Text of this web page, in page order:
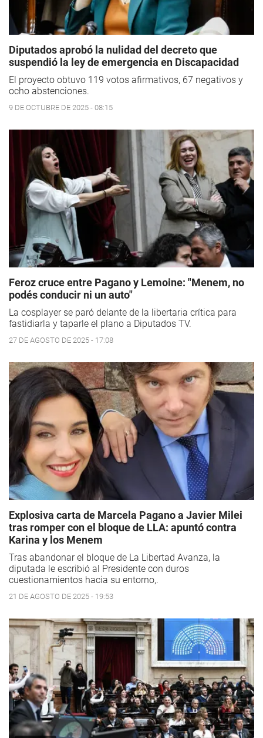
Diputados aprobó la nulidad del decreto que
suspendió la ley de emergencia en Discapacidad
El proyecto obtuvo 119 votos afirmativos, 67 negativos y
ocho abstenciones.
9 DE OCTUBRE DE 2025 - 08:15
Feroz cruce entre Pagano y Lemoine: "Menem, no
podés conducir ni un auto"
La cosplayer se paró delante de la libertaria crítica para
fastidiarla y taparle el plano a Diputados TV.
27 DE AGOSTO DE 2025 - 17:08
Explosiva carta de Marcela Pagano a Javier Milei
tras romper con el bloque de LLA: apuntó contra
Karina y los Menem
Tras abandonar el bloque de La Libertad Avanza, la
diputada le escribió al Presidente con duros
cuestionamientos hacia su entorno,.
21 DE AGOSTO DE 2025 - 19:53